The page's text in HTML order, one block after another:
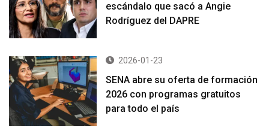
escándalo que sacó a Angie
Rodríguez del DAPRE
2026-01-23
SENA abre su oferta de formación
2026 con programas gratuitos
para todo el país